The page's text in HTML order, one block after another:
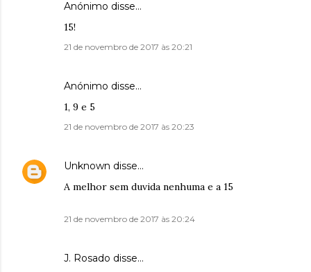
Anónimo disse…
15!
21 de novembro de 2017 às 20:21
Anónimo disse…
1, 9 e 5
21 de novembro de 2017 às 20:23
Unknown disse…
A melhor sem duvida nenhuma e a 15
21 de novembro de 2017 às 20:24
J. Rosado disse…